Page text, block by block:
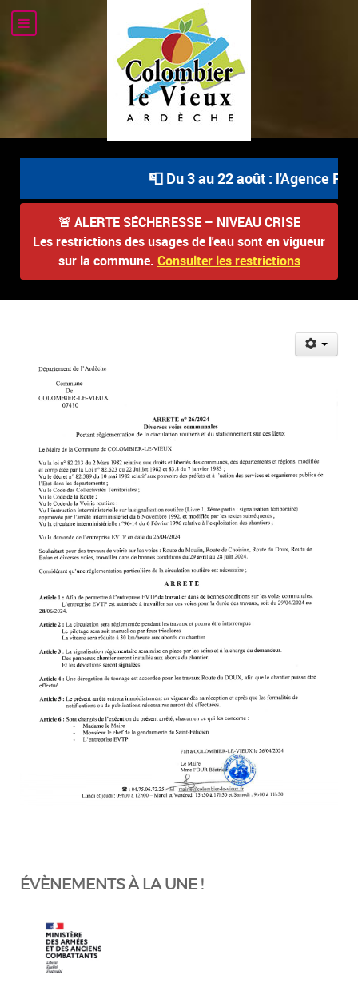
📮 Du 3 au 22 août : l'Agence
🚨 ALERTE SÉCHERESSE – NIVEAU CRISE
Les restrictions des usages de l'eau sont en vigueur
sur la commune. Consulter les restrictions
ÉVÈNEMENTS À LA UNE !